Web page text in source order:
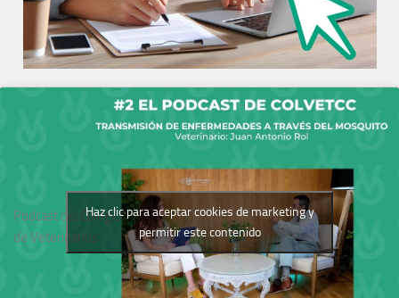
Podcast del Colegio
de Veterinarios
Haz clic para aceptar cookies de marketing y
permitir este contenido